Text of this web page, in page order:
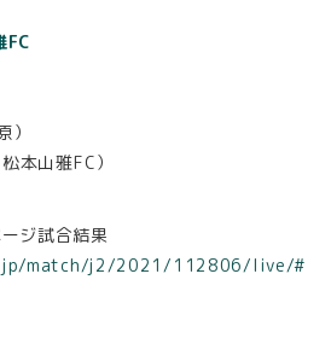
FC
本山雅FC）
ジ試合結果
match/j2/2021/112806/live/#